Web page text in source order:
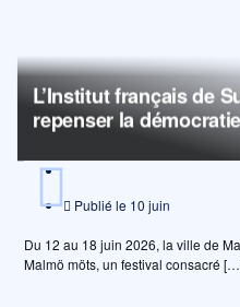
L’Institut français de
repenser la
Publié le 10 juin
Du 12 au 18 juin 2026, la ville de
Malmö möts, un festival consacré